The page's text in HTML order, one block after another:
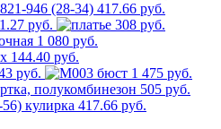
417.66 руб.
руб.
308 руб.
1 080 руб.
144.40 руб.
руб.
1 475 руб.
505 руб.
417.66 руб.